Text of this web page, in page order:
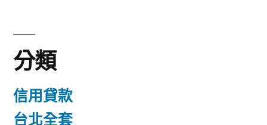
分類
信用貸款
台北全套